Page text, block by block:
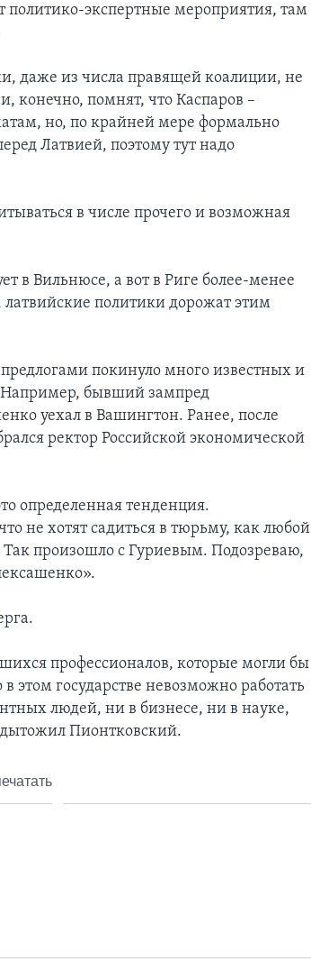
политико-экспертные мероприятия, там
даже из числа правящей коалиции, не
конечно, помнят, что Каспаров –
но, по крайней мере формально
Латвией, поэтому тут надо
в числе прочего и возможная
в Вильнюсе, а вот в Риге более-менее
латвийские политики дорожат этим
покинуло много известных и
бывший зампред
уехал в Вашингтон. Ранее, после
ректор Российской экономической
определенная тенденция.
не хотят садиться в тюрьму, как любой
произошло с Гуриевым. Подозреваю,
профессионалов, которые могли бы
этом государстве невозможно работать
людей, ни в бизнесе, ни в науке,
Пионтковский.